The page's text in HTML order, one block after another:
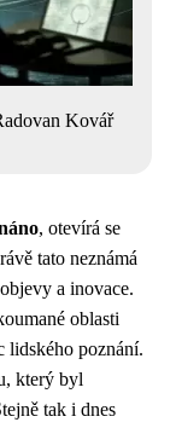
Kovář
, otevírá se
tato neznámá
a inovace.
oblasti
lidského poznání.
který byl
tak i dnes